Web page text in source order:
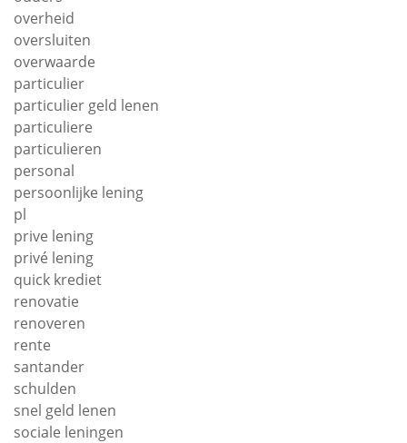
overheid
oversluiten
overwaarde
particulier
particulier geld lenen
particuliere
particulieren
personal
persoonlijke lening
pl
prive lening
privé lening
quick krediet
renovatie
renoveren
rente
santander
schulden
snel geld lenen
sociale leningen